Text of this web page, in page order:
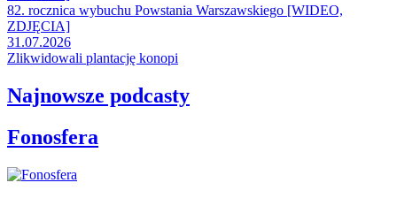
82. rocznica wybuchu Powstania Warszawskiego [WIDEO,
ZDJĘCIA]
31.07.2026
Zlikwidowali plantację konopi
Najnowsze podcasty
Fonosfera